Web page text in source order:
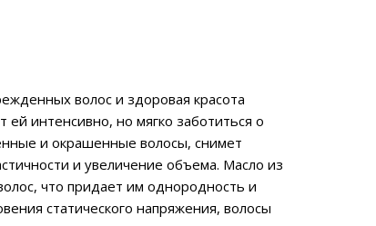
волос и здоровая красота
ей интенсивно, но мягко заботиться о
и окрашенные волосы, снимет
и увеличение объема. Масло из
что придает им однородность и
статического напряжения, волосы